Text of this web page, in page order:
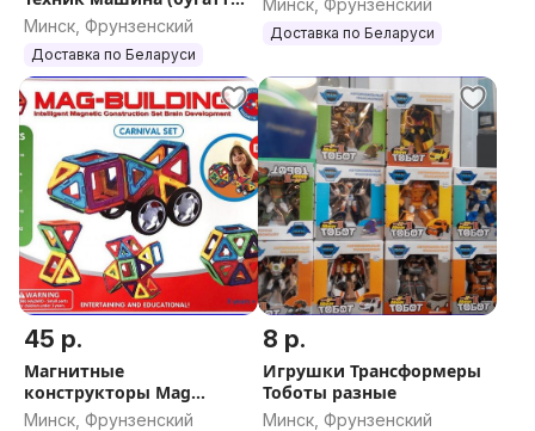
мерседес, порш,
феррари, додж, форд,
ниссан,шевроле и др
Минск, Фрунзенский
Доставка по Беларуси
Минск, Фрунзенский
Доставка по Беларуси
45 р.
Магнитные
конструкторы Mag
Building 36, 48, 56 дет
Минск, Фрунзенский
8 р.
Игрушки Трансформеры
Тоботы разные
Минск, Фрунзенский